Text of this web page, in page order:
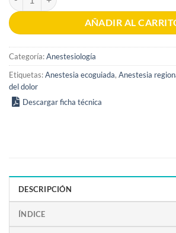
AÑADIR AL
Categoría:Anestesiología
Etiquetas:Anestesia ecoguiada, Anestesia
del dolor
Descargar ficha técnica
DESCRIPCIÓN
ÍNDICE